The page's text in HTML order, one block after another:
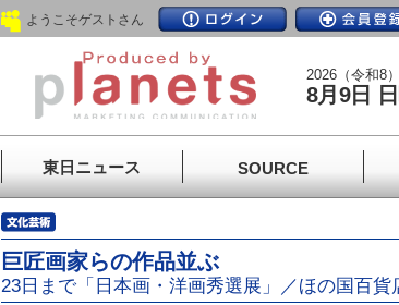
ようこそゲストさん
2026（令和8
8月9日
東日ニュース SOURCE
巨匠画家らの作品並ぶ
23日まで「日本画・洋画秀選展」／ほの国百貨